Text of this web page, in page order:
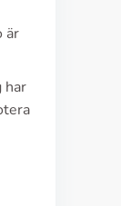
är
har